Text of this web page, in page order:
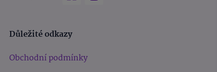
Důležité odkazy
Obchodní podmínky